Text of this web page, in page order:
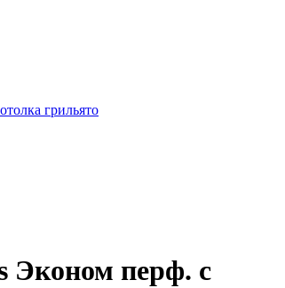
грильято
Эконом перф. с